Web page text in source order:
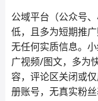
公域平台（公众号
低，且多为短期推
无任何实质信息。
广视频/图文，多为
容，评论区关闭或
册账号，无真实粉丝